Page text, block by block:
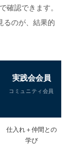
確認できます。
るのが、結果的
実践会会員
コミュニティ会員
仕入れ＋仲間との
学び